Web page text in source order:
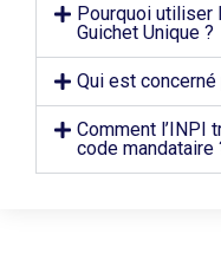
Pourquoi utiliser
Guichet Unique ?
Qui est
Comment l’INPI
code mandataire